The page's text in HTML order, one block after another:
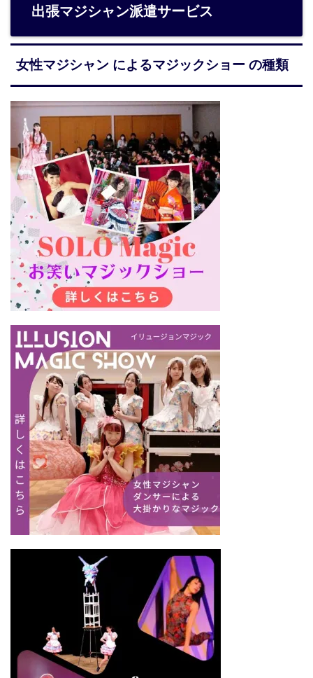
出張マジシャン派遣サービス
女性マジシャン によるマジックショー の種類